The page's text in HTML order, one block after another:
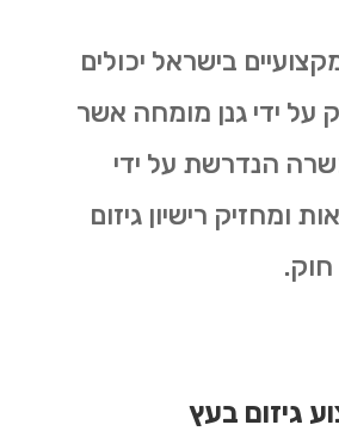
בישראל יכולים
על ידי גנן מומחה אשר
הנדרשת על ידי
ומחזיק רישיון גיזום
גיזום בעץ